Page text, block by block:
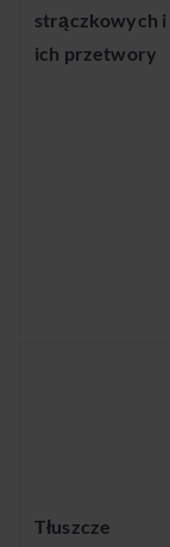
strączkowych i
ich przetwory
Tłuszcze